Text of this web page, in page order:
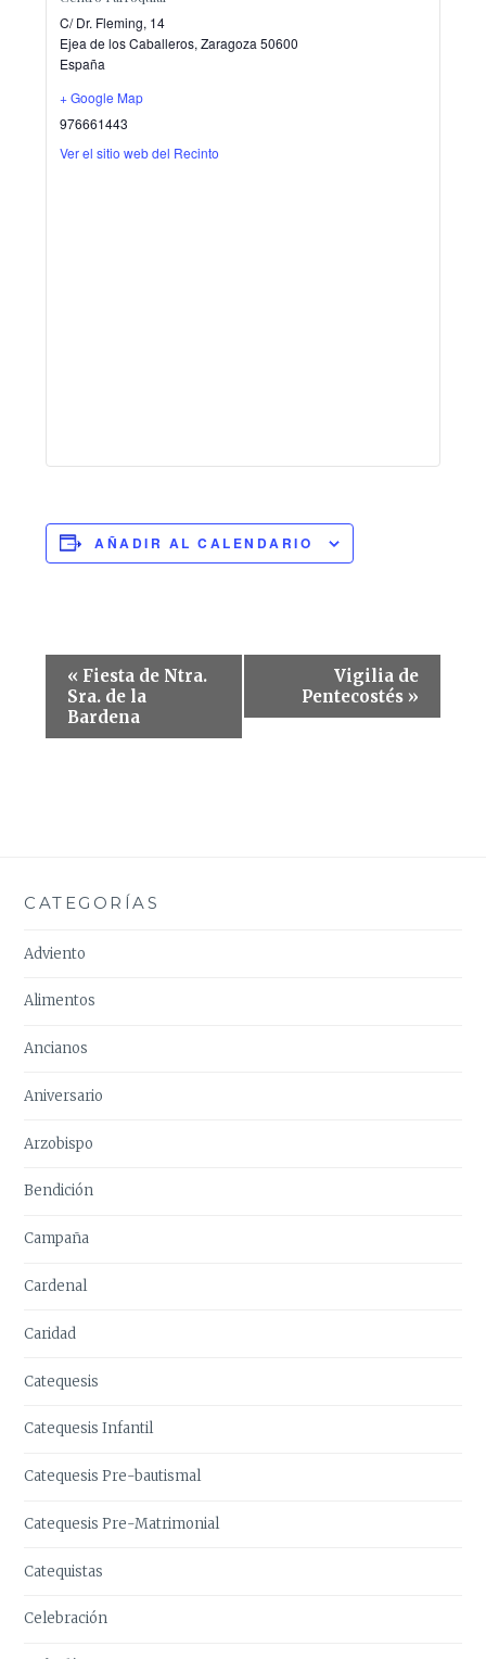
C/ Dr. Fleming, 14
Ejea de los Caballeros, Zaragoza 50600
España
+ Google Map
976661443
Ver el sitio web del Recinto
AÑADIR AL CALENDARIO
Navegación
del
Evento
« Fiesta de Ntra.
Sra. de la
Bardena
Vigilia de
Pentecostés »
CATEGORÍAS
Adviento
Alimentos
Ancianos
Aniversario
Arzobispo
Bendición
Campaña
Cardenal
Caridad
Catequesis
Catequesis Infantil
Catequesis Pre-bautismal
Catequesis Pre-Matrimonial
Catequistas
Celebración